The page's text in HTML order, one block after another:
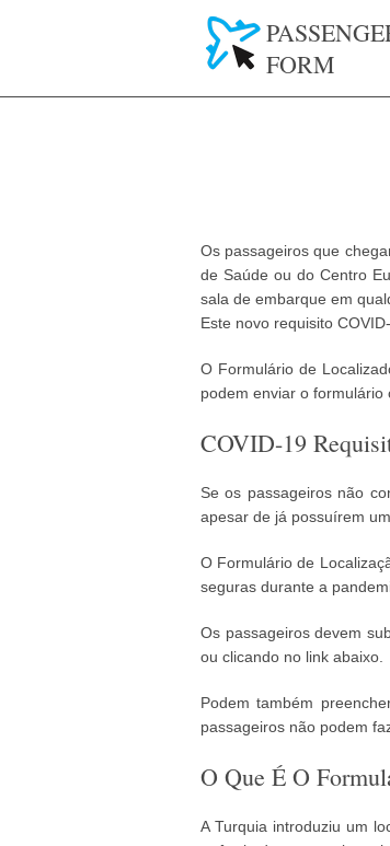
FORM
Os passageiros que
de Saúde ou do Centro
sala de embarque em
Este novo requisito
O Formulário de
podem enviar o formulário
COVID-19
Se os passageiros não
apesar de já possuírem
O Formulário de
seguras durante a
Os passageiros devem
ou clicando no link abaixo.
Podem também
passageiros não podem
O Que É O
A Turquia introduziu um